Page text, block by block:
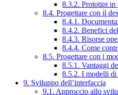
8.3.2. Prototipi in
8.4. Progettare con il
8.4.1.
8.4.2. Benefici
8.4.3. Risorse
8.4.4. Come
8.5. Progettare con i
8.5.1. Vantaggi
8.5.2. I modelli
9. Sviluppo dell’interfaccia
9.1. Approccio allo